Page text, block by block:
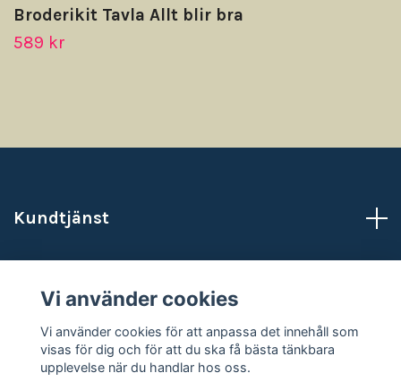
Broderikit Tavla Allt blir bra
589 kr
Kundtjänst
Sociala medier
Vi använder cookies
Vi använder cookies för att anpassa det innehåll som
visas för dig och för att du ska få bästa tänkbara
upplevelse när du handlar hos oss.